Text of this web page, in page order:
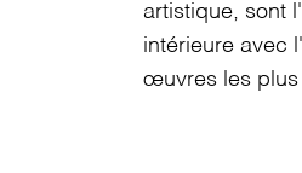
artistique, sont
intérieure avec
œuvres les plus